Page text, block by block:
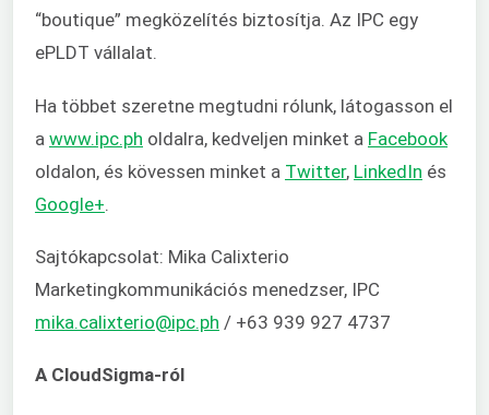
“boutique” megközelítés biztosítja. Az IPC egy
ePLDT vállalat.
Ha többet szeretne megtudni rólunk, látogasson el
a www.ipc.ph oldalra, kedveljen minket a Facebook
oldalon, és kövessen minket a Twitter, LinkedIn és
Google+
Sajtókapcsolat: Mika Calixterio
Marketingkommunikációs menedzser, IPC
mika.calixterio@ipc.ph / +63 939 927 4737
A CloudSigma-ról